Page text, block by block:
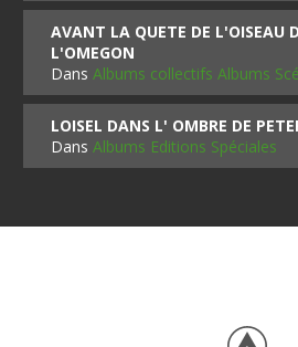
AVANT LA QUETE DE L'OISEAU
L'OMEGON
DansAlbums collectifs Albums
LOISEL DANS L' OMBRE DE
DansAlbums Editions Spéciales